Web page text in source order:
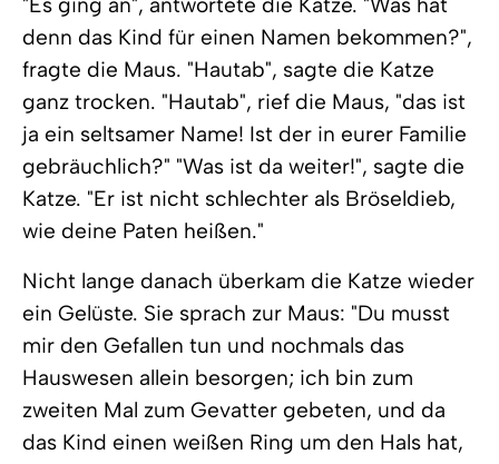
denn das Kind für einen Namen bekommen?",
fragte die Maus. "Hautab", sagte die Katze
ganz trocken. "Hautab", rief die Maus, "das ist
ja ein seltsamer Name! Ist der in eurer Familie
gebräuchlich?" "Was ist da weiter!", sagte die
Katze. "Er ist nicht schlechter als Bröseldieb,
wie deine Paten heißen."
Nicht lange danach überkam die Katze wieder
ein Gelüste. Sie sprach zur Maus: "Du musst
mir den Gefallen tun und nochmals das
Hauswesen allein besorgen; ich bin zum
zweiten Mal zum Gevatter gebeten, und da
das Kind einen weißen Ring um den Hals hat,